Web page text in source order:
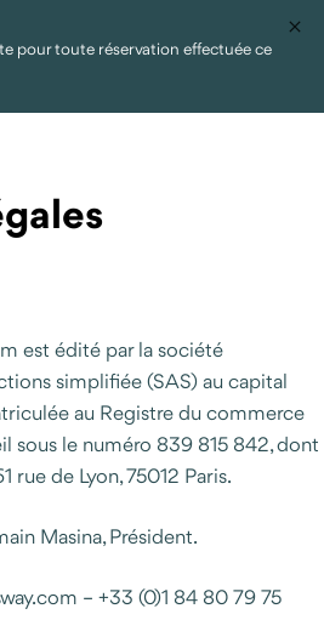
pour toute réservation effectuée ce
est édité par la société
simplifiée (SAS) au capital
au Registre du commerce
sous le numéro 839 815 842, dont
rue de Lyon, 75012 Paris.
Masina, Président.
– +33 (0)1 84 80 79 75